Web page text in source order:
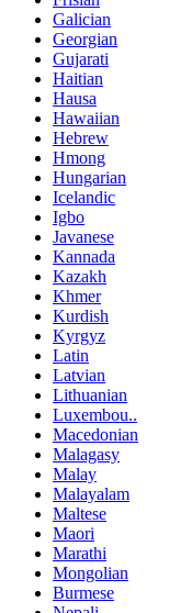
Galician
Georgian
Gujarati
Haitian
Hausa
Hawaiian
Hebrew
Hmong
Hungarian
Icelandic
Igbo
Javanese
Kannada
Kazakh
Khmer
Kurdish
Kyrgyz
Latin
Latvian
Lithuanian
Luxembou..
Macedonian
Malagasy
Malay
Malayalam
Maltese
Maori
Marathi
Mongolian
Burmese